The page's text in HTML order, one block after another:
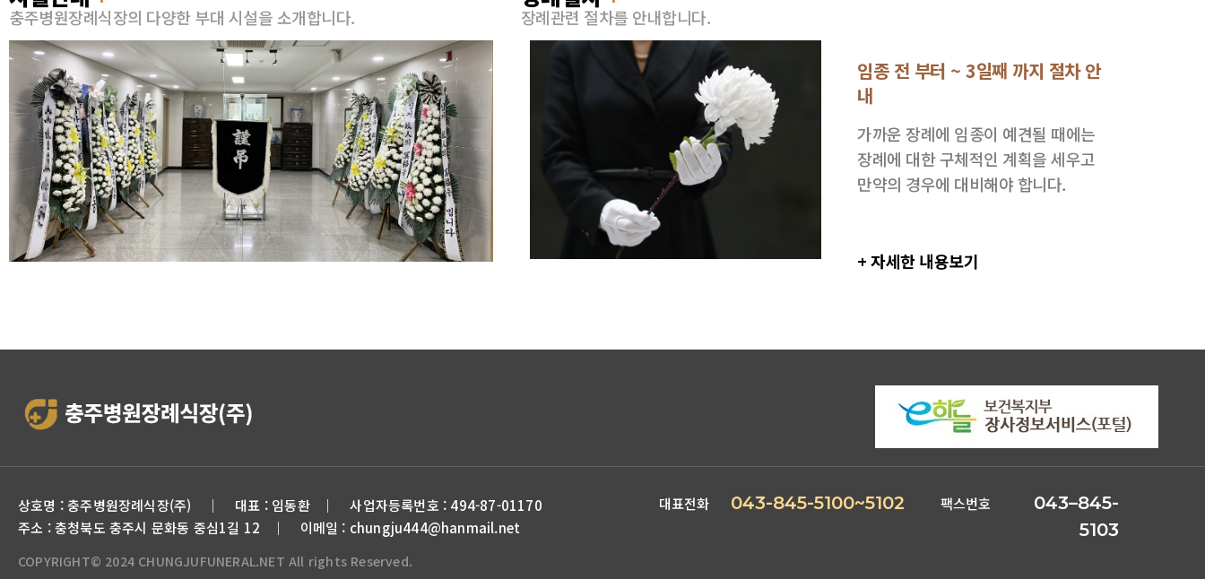
충주병원장례식장의 다양한 부대 시설을 소개합니다. 장례관련 절차를 안내합니다.
임종 전 부터 ~ 3일째 까지 절차 안
내
가까운 장례에 임종이 예견될 때에는
장례에 대한 구체적인 계획을 세우고
만약의 경우에 대비해야 합니다.
+ 자세한 내용보기
상호명 : 충주병원장례식장(주) ｜ 대표 : 임동환 ｜ 사업자등록번호 : 494-87-01170
주소 : 충청북도 충주시 문화동 중심1길 12 ｜ 이메일 : chungju444@hanmail.net
COPYRIGHT© 2024 CHUNGJUFUNERAL.NET All rights Reserved.
대표전화 043-845-5100~5102 팩스번호
043–845-
5103